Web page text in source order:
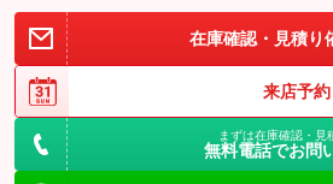
在庫確認・見積り
来店予約
まずは在庫確認・見
無料電話でお問